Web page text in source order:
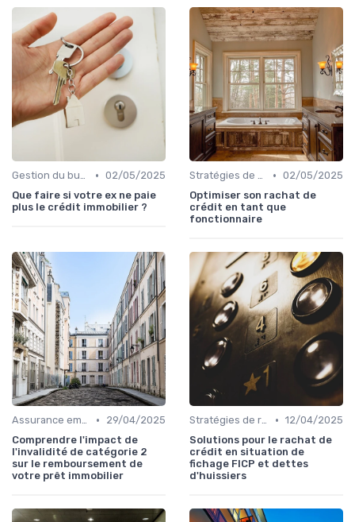
Gestion du budget • 02/05/2025
Que faire si votre ex ne paie
plus le crédit immobilier ?
Stratégies de remboursement • 02/05/2025
Optimiser son rachat de
crédit en tant que
fonctionnaire
Assurance emprunteur •
29/04/2025
Comprendre l'impact de
l'invalidité de catégorie 2
sur le remboursement de
votre prêt immobilier
Stratégies de remboursement • 12/04/2025
Solutions pour le rachat de
crédit en situation de
fichage FICP et dettes
d'huissiers